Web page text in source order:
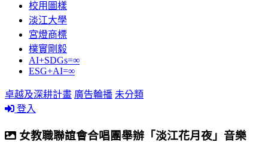
校用圖樣
淡江大學
宮燈商標
樸實剛毅
AI+SDGs=∞
ESG+AI=∞
卓越及深耕計畫 廣告輪播 未分類
登入
女教職聯誼會合唱團舉辦「淡江花月夜」音樂